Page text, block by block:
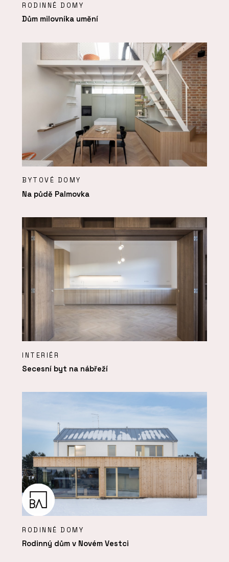
RODINNÉ DOMY
Dům milovníka umění
BYTOVÉ DOMY
Na půdě Palmovka
INTERIÉR
Secesní byt na nábřeží
RODINNÉ DOMY
Rodinný dům v Novém Vestci